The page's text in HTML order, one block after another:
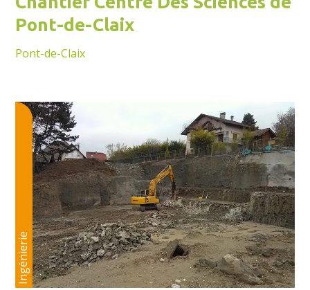
Pont-de-Claix
Pont-de-Claix
Ingénierie